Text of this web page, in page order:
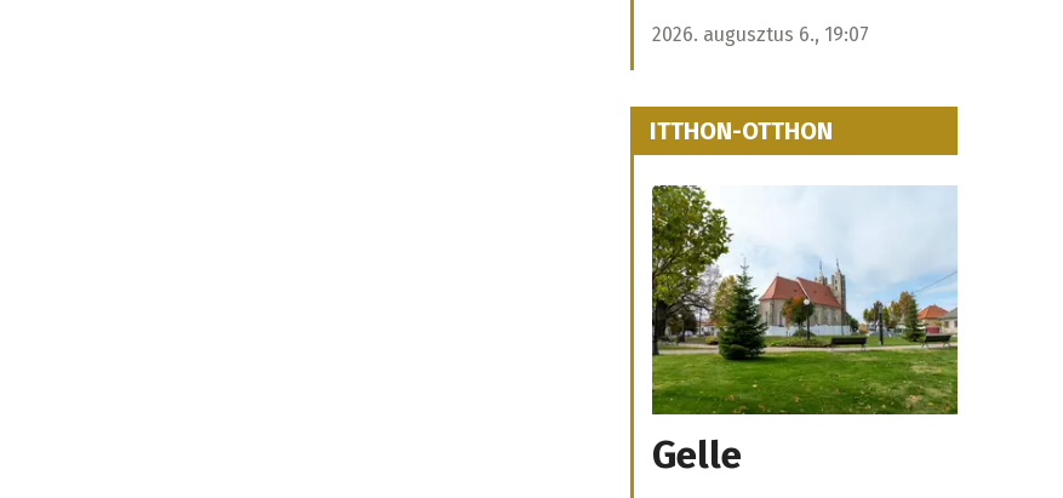
2026. augusztus 6., 19:07
ITTHON-OTTHON
Gelle